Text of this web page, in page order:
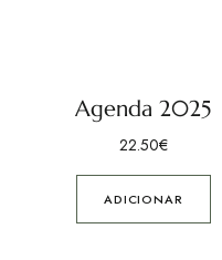
Agenda 2025
22.50€
ADICIONAR